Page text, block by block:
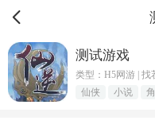
测试游戏
类型：H5网游 | 找
仙侠
小说